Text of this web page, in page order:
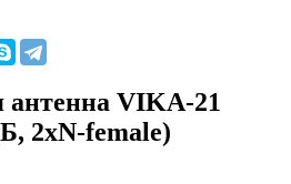
антенна VIKA-21
2хN-female)